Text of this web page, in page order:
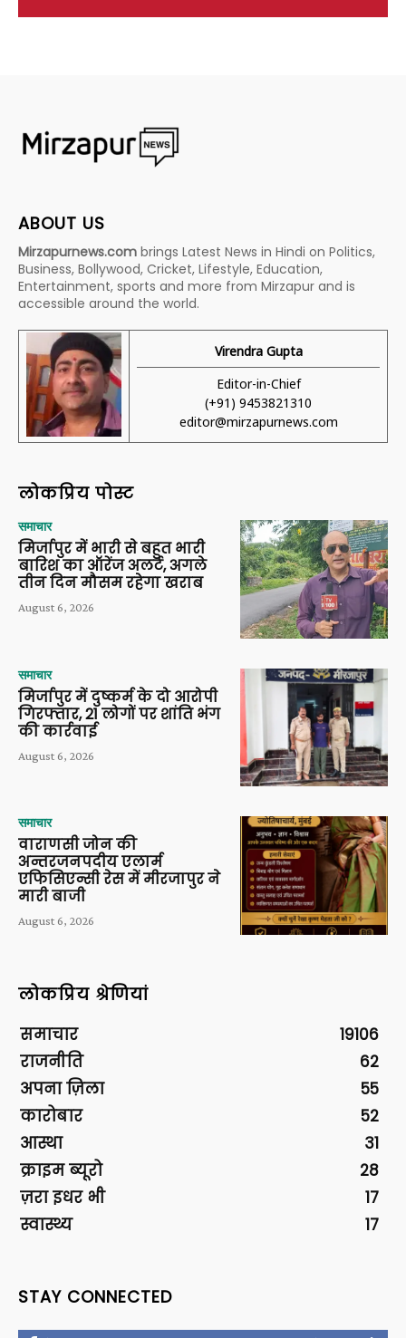
ABOUT US
Mirzapurnews.com brings Latest News in Hindi on Politics,
Business, Bollywood, Cricket, Lifestyle, Education,
Entertainment, sports and more from Mirzapur and is
accessible around the world.
Virendra Gupta
Editor-in-Chief
(+91) 9453821310
editor@mirzapurnews.com
लोकप्रिय पोस्ट
समाचार
मिर्जापुर में भारी से बहुत भारी
बारिश का ऑरेंज अलर्ट, अगले
तीन दिन मौसम रहेगा खराब
August 6, 2026
समाचार
मिर्जापुर में दुष्कर्म के दो आरोपी
गिरफ्तार, 21 लोगों पर शांति भंग
की कार्रवाई
August 6, 2026
समाचार
वाराणसी जोन की
अन्तरजनपदीय एलार्म
एफिसिएन्सी रेस में मीरजापुर ने
मारी बाजी
August 6, 2026
लोकप्रिय श्रेणियां
समाचार
19106
राजनीति
62
अपना ज़िला
55
कारोबार
52
आस्था
31
क्राइम ब्यूरो
28
ज़रा इधर भी
17
स्वास्थ्य
17
STAY CONNECTED